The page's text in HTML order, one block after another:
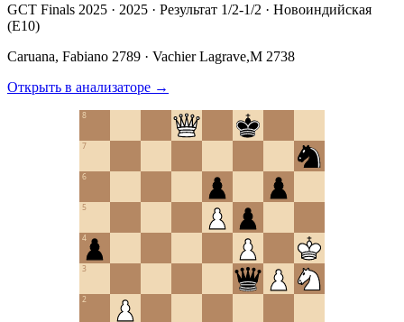
GCT Finals 2025 · 2025 · Результат 1/2-1/2 · Новоиндийская
(E10)
Caruana, Fabiano 2789 · Vachier Lagrave,M 2738
Открыть в анализаторе →
2
3
4
5
6
7
8